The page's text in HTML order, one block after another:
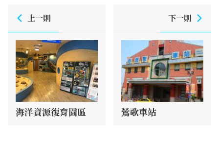
上一則
海洋資源復育園區
下一則
鶯歌車站